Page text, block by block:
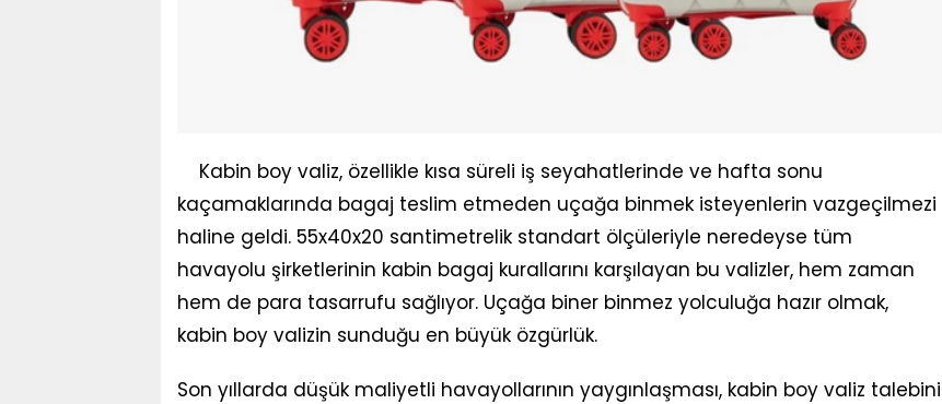
Kabin boy valiz, özellikle kısa süreli iş seyahatlerinde ve hafta sonu
kaçamaklarında bagaj teslim etmeden uçağa binmek isteyenlerin vazgeçilmezi
haline geldi. 55x40x20 santimetrelik standart ölçüleriyle neredeyse tüm
havayolu şirketlerinin kabin bagaj kurallarını karşılayan bu valizler, hem zaman
hem de para tasarrufu sağlıyor. Uçağa biner binmez yolculuğa hazır olmak,
kabin boy valizin sunduğu en büyük özgürlük.
Son yıllarda düşük maliyetli havayollarının yaygınlaşması, kabin boy valiz talebini